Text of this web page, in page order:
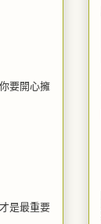
要開心擁
是最重要